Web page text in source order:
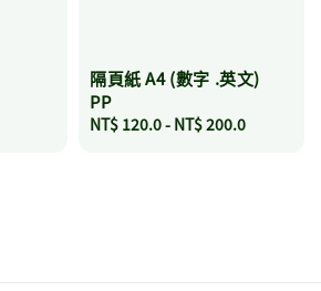
隔頁紙 A4 (數字 .英文)
PP
Regular
NT$ 120.0- NT$ 200.0